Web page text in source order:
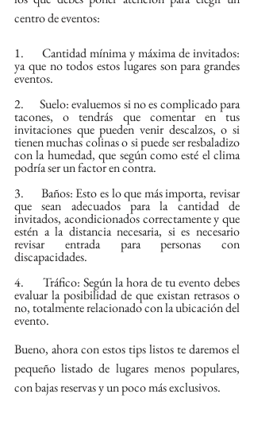
centro de eventos:
1.      Cantidad mínima y máxima de invitados:
ya que no todos estos lugares son para grandes
eventos.
2.      Suelo: evaluemos si no es complicado para
tacones, o tendrás que comentar en tus
invitaciones que pueden venir descalzos, o si
tienen muchas colinas o si puede ser resbaladizo
con la humedad, que según como esté el clima
podría ser un factor en contra.
3.      Baños: Esto es lo que más importa, revisar
que sean adecuados para la cantidad de
invitados, acondicionados correctamente y que
estén a la distancia necesaria, si es necesario
revisar entrada para personas con
discapacidades.
4.      Tráfico: Según la hora de tu evento debes
evaluar la posibilidad de que existan retrasos o
no, totalmente relacionado con la ubicación del
evento.
Bueno, ahora con estos tips listos te daremos el
pequeño listado de lugares menos populares,
con bajas reservas y un poco más exclusivos.